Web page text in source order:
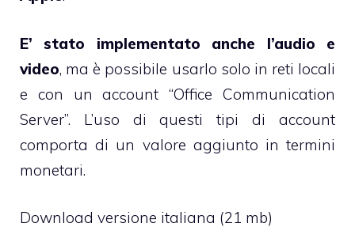
E’ stato implementato anche l’audio e
video, ma è possibile usarlo solo in reti locali
e con un account “Office Communication
Server”. L’uso di questi tipi di account
comporta di un valore aggiunto in termini
monetari.
Download versione italiana (21 mb)